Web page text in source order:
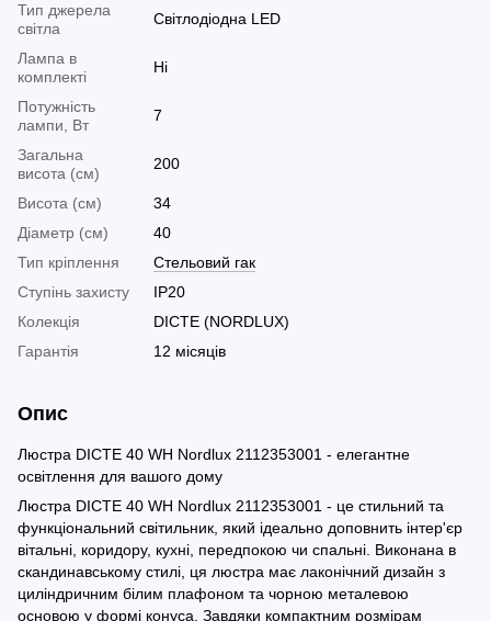
Тип джерела
світла
Світлодіодна LED
Лампа в
комплекті
Ні
Потужність
лампи, Вт
7
Загальна
висота (см)
200
Висота (см)
34
Діаметр (см)
40
Тип кріплення
Стельовий гак
Ступінь захисту
IP20
Колекція
DICTE (NORDLUX)
Гарантія
12 місяців
Опис
Люстра DICTE 40 WH Nordlux 2112353001 - елегантне
освітлення для вашого дому
Люстра DICTE 40 WH Nordlux 2112353001 - це стильний та
функціональний світильник, який ідеально доповнить інтер'єр
вітальні, коридору, кухні, передпокою чи спальні. Виконана в
скандинавському стилі, ця люстра має лаконічний дизайн з
циліндричним білим плафоном та чорною металевою
основою у формі конуса. Завдяки компактним розмірам